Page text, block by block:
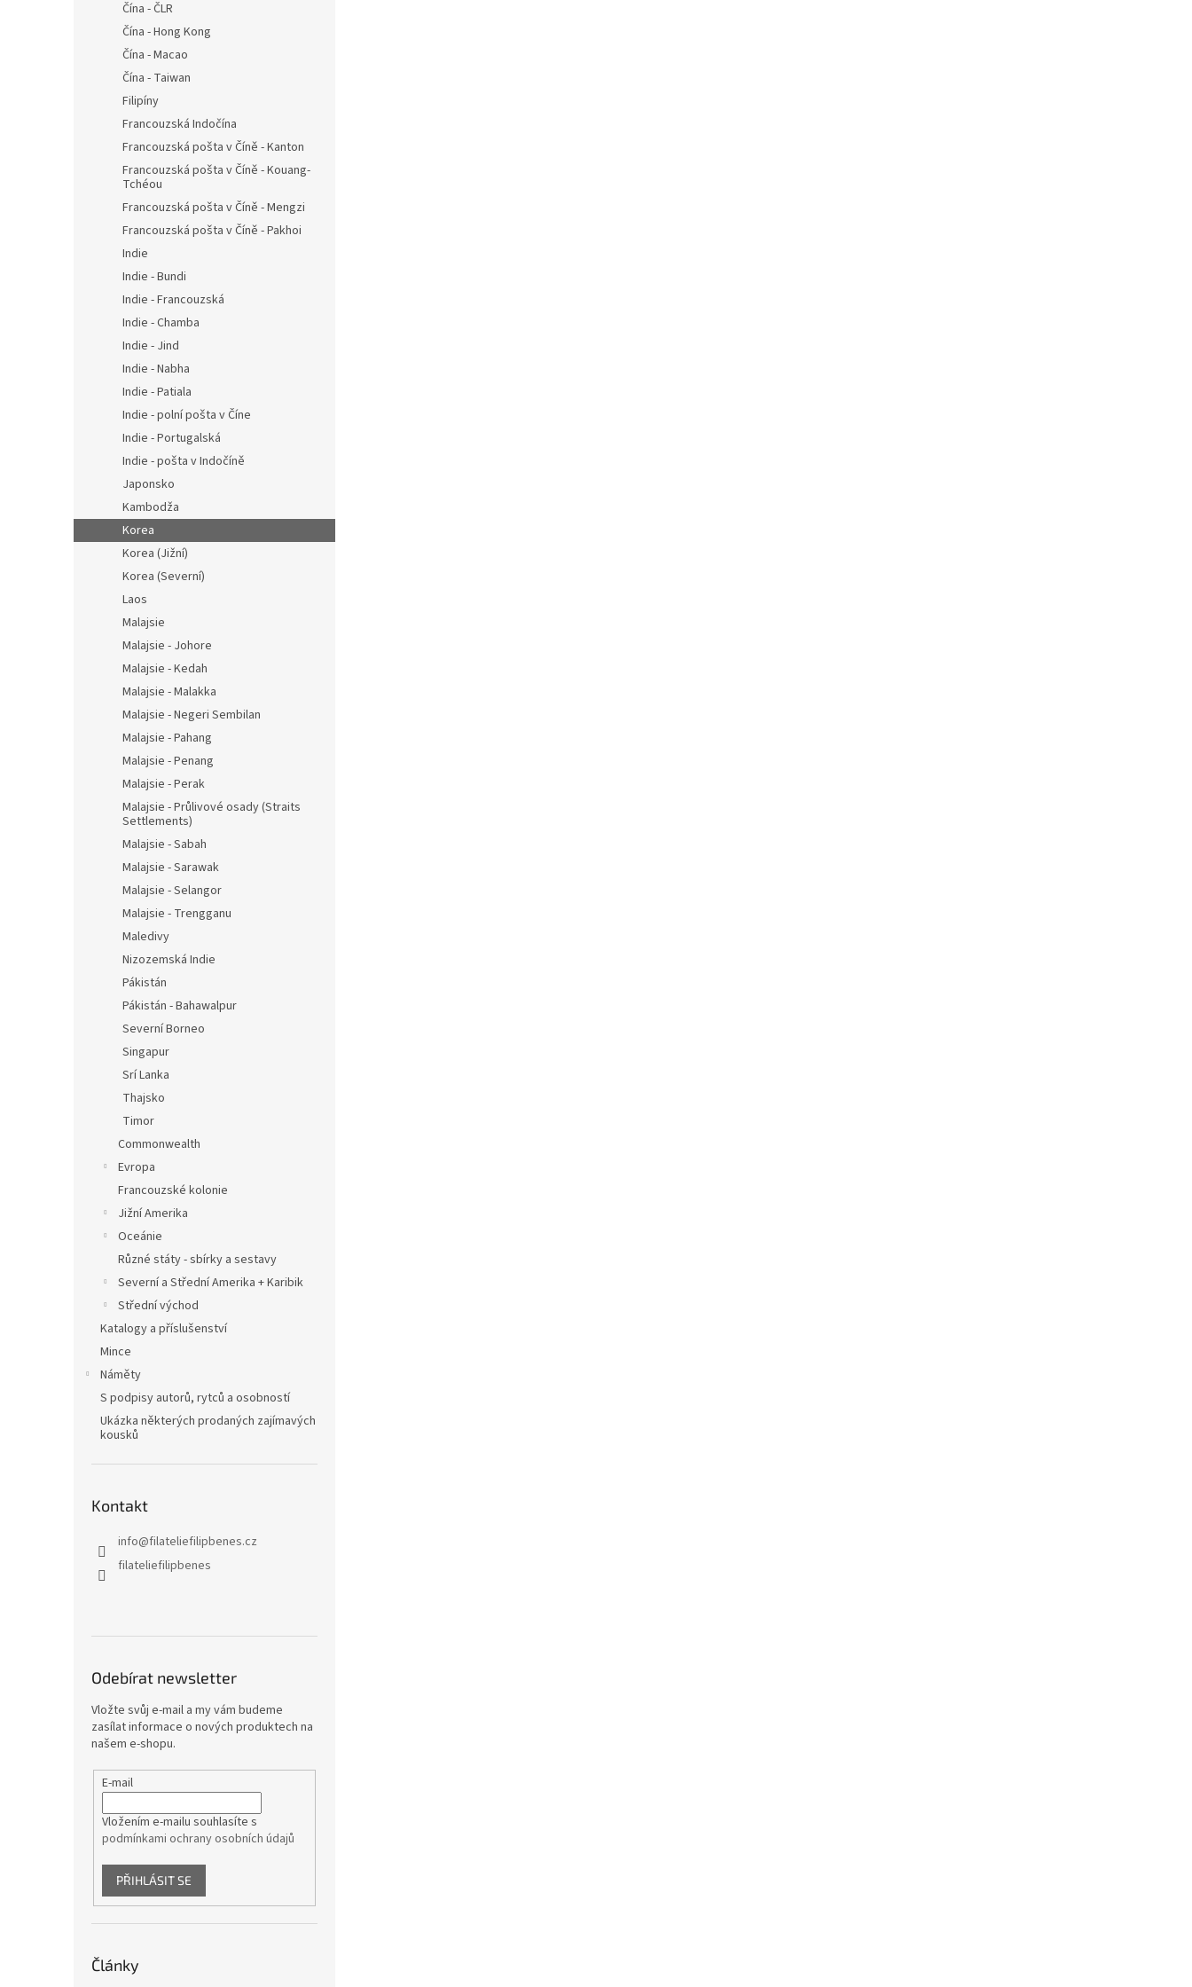
Čína - ČLR
Čína - Hong Kong
Čína - Macao
Čína - Taiwan
Filipíny
Francouzská Indočína
Francouzská pošta v Číně - Kanton
Francouzská pošta v Číně - Kouang-
Tchéou
Francouzská pošta v Číně - Mengzi
Francouzská pošta v Číně - Pakhoi
Indie
Indie - Bundi
Indie - Francouzská
Indie - Chamba
Indie - Jind
Indie - Nabha
Indie - Patiala
Indie - polní pošta v Číne
Indie - Portugalská
Indie - pošta v Indočíně
Japonsko
Kambodža
Korea
Korea (Jižní)
Korea (Severní)
Laos
Malajsie
Malajsie - Johore
Malajsie - Kedah
Malajsie - Malakka
Malajsie - Negeri Sembilan
Malajsie - Pahang
Malajsie - Penang
Malajsie - Perak
Malajsie - Průlivové osady (Straits
Settlements)
Malajsie - Sabah
Malajsie - Sarawak
Malajsie - Selangor
Malajsie - Trengganu
Maledivy
Nizozemská Indie
Pákistán
Pákistán - Bahawalpur
Severní Borneo
Singapur
Srí Lanka
Thajsko
Timor
Commonwealth
Evropa
Francouzské kolonie
Jižní Amerika
Oceánie
Různé státy - sbírky a sestavy
Severní a Střední Amerika + Karibik
Střední východ
Katalogy a příslušenství
Mince
Náměty
S podpisy autorů, rytců a osobností
Ukázka některých prodaných zajímavých
kousků
Kontakt
info@filateliefilipbenes.cz
filateliefilipbenes
Odebírat newsletter
Vložte svůj e-mail a my vám budeme
zasílat informace o nových produktech na
našem e-shopu.
E-mail
Vložením e-mailu souhlasíte s
podmínkami ochrany osobních údajů
PŘIHLÁSIT SE
Články